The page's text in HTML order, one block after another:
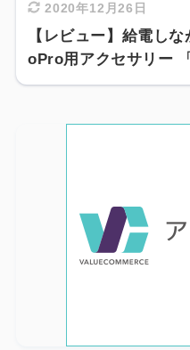
2020年12月26日
【レビュー】給電し
oPro用アクセサリー